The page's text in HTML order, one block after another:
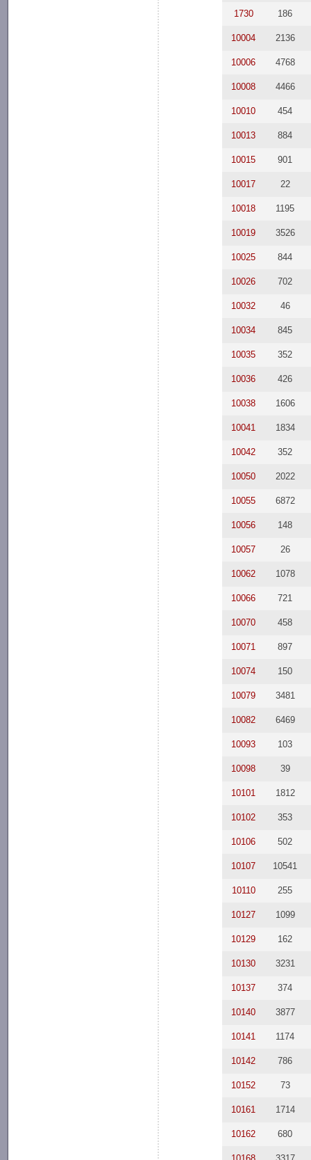
1730 186
10004 2136
10006 4768
10008 4466
10010 454
10013 884
10015 901
10017 22
10018 1195
10019 3526
10025 844
10026 702
10032 46
10034 845
10035 352
10036 426
10038 1606
10041 1834
10042 352
10050 2022
10055 6872
10056 148
10057 26
10062 1078
10066 721
10070 458
10071 897
10074 150
10079 3481
10082 6469
10093 103
10098 39
10101 1812
10102 353
10106 502
10107 10541
10110 255
10127 1099
10129 162
10130 3231
10137 374
10140 3877
10141 1174
10142 786
10152 73
10161 1714
10162 680